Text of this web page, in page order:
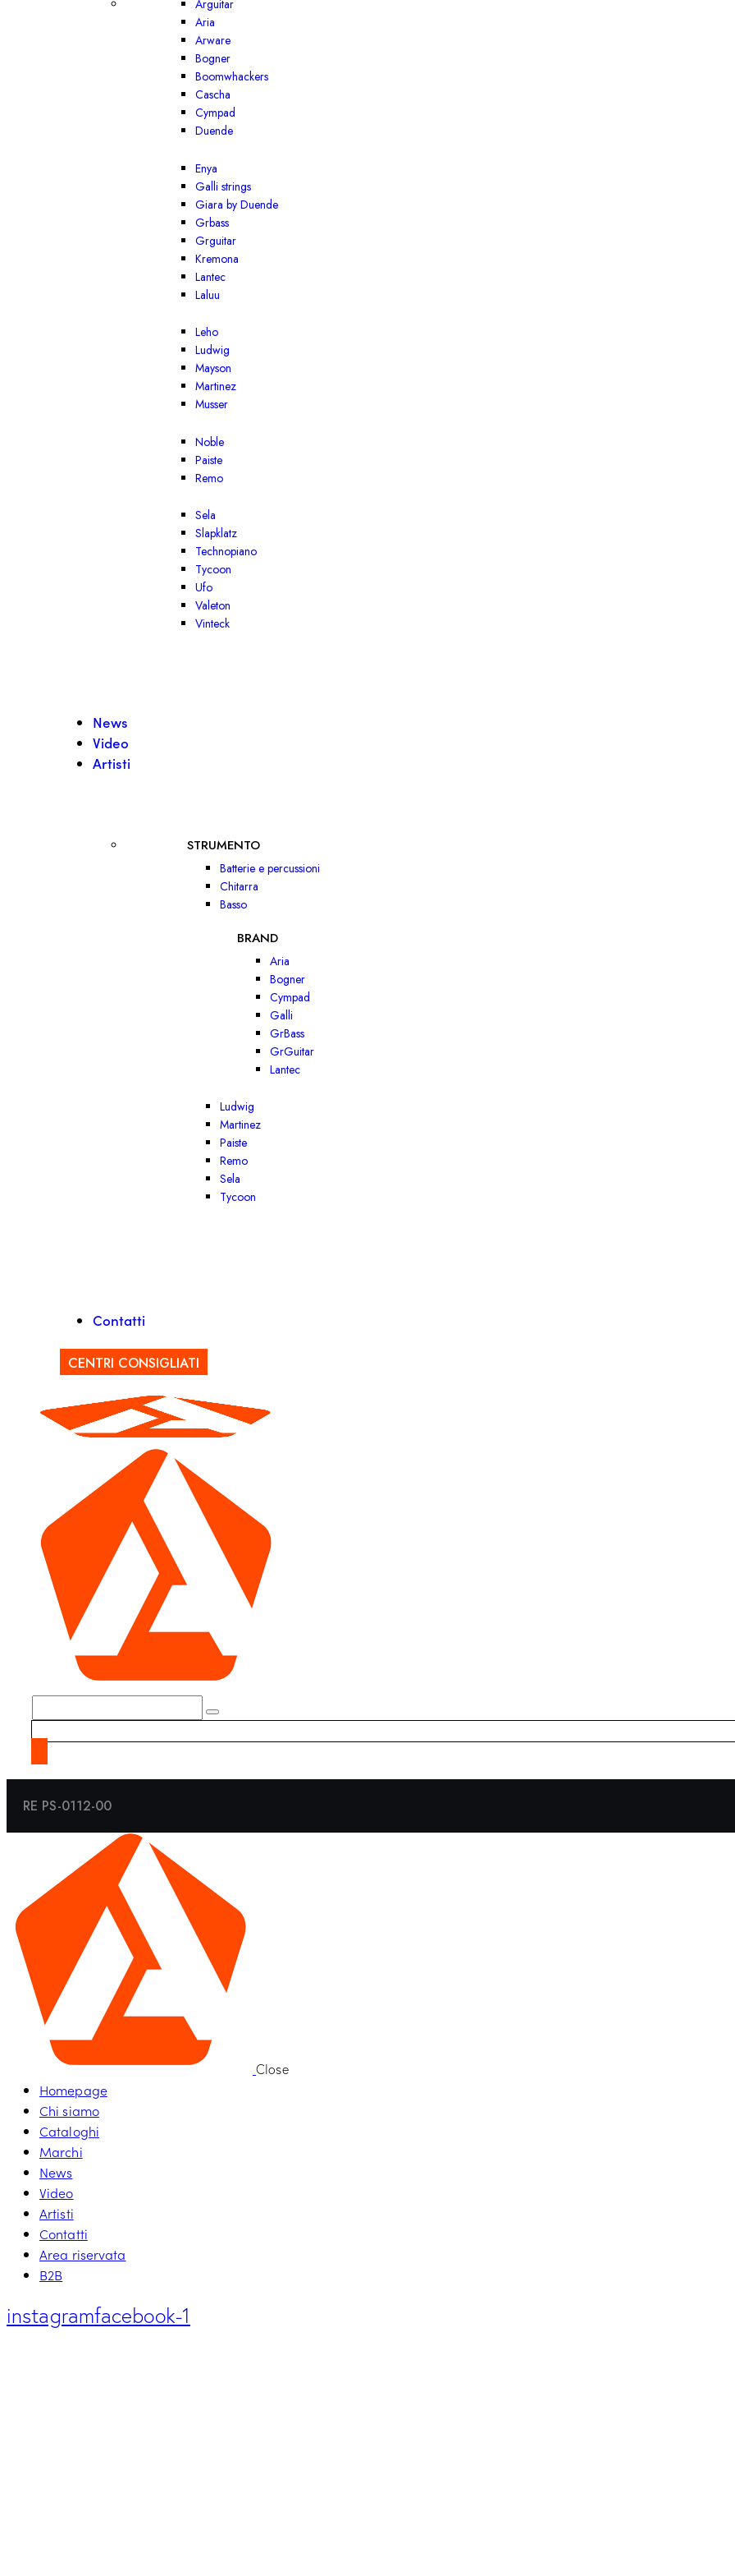
Arguitar
Aria
Arware
Bogner
Boomwhackers
Cascha
Cympad
Duende
Enya
Galli strings
Giara by Duende
Grbass
Grguitar
Kremona
Lantec
Laluu
Leho
Ludwig
Mayson
Martinez
Musser
Noble
Paiste
Remo
Sela
Slapklatz
Technopiano
Tycoon
Ufo
Valeton
Vinteck
News
Video
Artisti
STRUMENTO
Batterie e percussioni
Chitarra
Basso
BRAND
Aria
Bogner
Cympad
Galli
GrBass
GrGuitar
Lantec
Ludwig
Martinez
Paiste
Remo
Sela
Tycoon
Contatti
CENTRI CONSIGLIATI
RE PS-0112-00
Close
Homepage
Chi siamo
Cataloghi
Marchi
News
Video
Artisti
Contatti
Area riservata
B2B
instagramfacebook-1